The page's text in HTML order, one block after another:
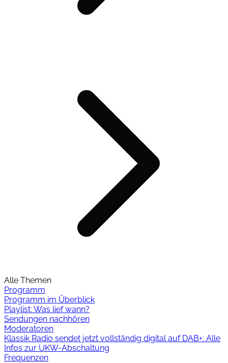
Alle Themen
Programm
Programm im Überblick
Playlist: Was lief wann?
Sendungen nachhören
Moderatoren
Klassik Radio sendet jetzt vollständig digital auf DAB+: Alle
Infos zur UKW-Abschaltung
Frequenzen